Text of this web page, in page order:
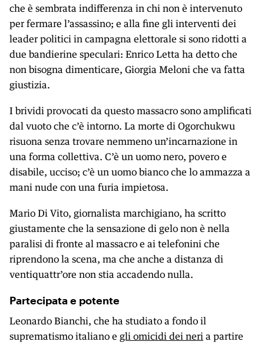
che è sembrata indifferenza in chi non è intervenuto
per fermare l’assassino; e alla fine gli interventi dei
leader politici in campagna elettorale si sono ridotti a
due bandierine speculari: Enrico Letta ha detto che
non bisogna dimenticare, Giorgia Meloni che va fatta
giustizia.
I brividi provocati da questo massacro sono amplificati
dal vuoto che c’è intorno. La morte di Ogorchukwu
risuona senza trovare nemmeno un’incarnazione in
una forma collettiva. C’è un uomo nero, povero e
disabile, ucciso; c’è un uomo bianco che lo ammazza a
mani nude con una furia impietosa.
Mario Di Vito, giornalista marchigiano, ha scritto
giustamente che la sensazione di gelo non è nella
paralisi di fronte al massacro e ai telefonini che
riprendono la scena, ma che anche a distanza di
ventiquattr’ore non stia accadendo nulla.
Partecipata e potente
Leonardo Bianchi, che ha studiato a fondo il
suprematismo italiano e gli omicidi dei neri a partire